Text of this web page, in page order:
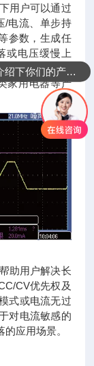
用户可以通过
/电流、单步持
参数，生成任
或电压缓慢上
，适用于DC-
家用电器等产
助用户解决长
CV优先权及
式或电流无过
对电流敏感的
应用场景。
可以介绍下你们的产品么